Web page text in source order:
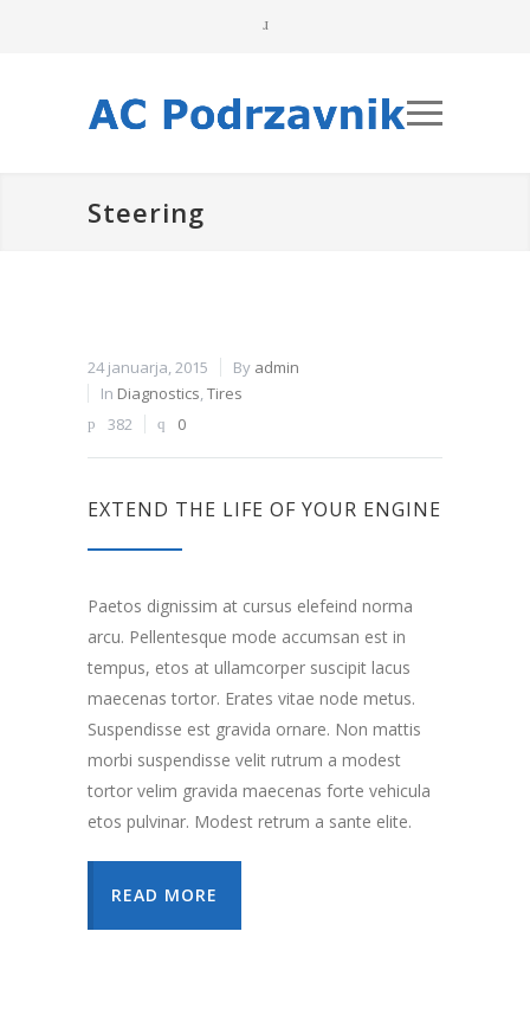
Steering
24 januarja, 2015 By admin
In Diagnostics,Tires
382
0
EXTEND THE LIFE OF YOUR ENGINE
Paetos dignissim at cursus elefeind norma
arcu. Pellentesque mode accumsan est in
tempus, etos at ullamcorper suscipit lacus
maecenas tortor. Erates vitae node metus.
Suspendisse est gravida ornare. Non mattis
morbi suspendisse velit rutrum a modest
tortor velim gravida maecenas forte vehicula
etos pulvinar. Modest retrum a sante elite.
READ MORE